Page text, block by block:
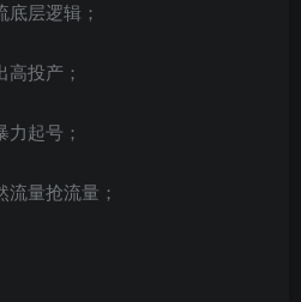
层逻辑；
投产；
起号；
量抢流量；